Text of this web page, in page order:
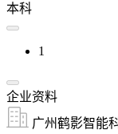
本科
1
企业资料
广州鹤影智能